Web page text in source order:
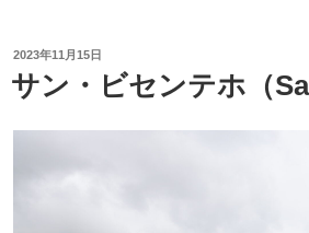
投
稿
日:
2023年11月15日
サン・ビセンテホ（